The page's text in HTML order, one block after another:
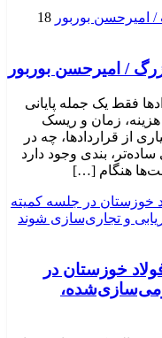
18
/ امیرحسن بوربور
فقط یک جمله پایانی
زمان و ریسک
از قراردادها، چه در
بندی وجود دارد
هنگام […]
خوزستان در